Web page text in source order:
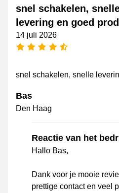
snel schakelen,
levering en goed
14 juli 2026
4,5 sterren
snel schakelen, snelle
Bas
Den Haag
Reactie van het
Hallo Bas,
Dank voor je mooie
prettige contact en veel